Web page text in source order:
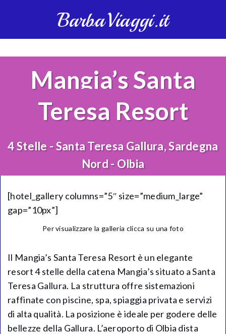
BarbaViaggi.it
Mangia’s Santa
Teresa Resort
4 Stelle - Santa Teresa Gallura, Sardegna
Nord - Olbia
[hotel_gallery columns=”5″ size=”medium_large”
gap=”10px”]
Per visualizzare la galleria clicca su una foto
Il Mangia’s Santa Teresa Resort è un elegante
resort 4 stelle della catena Mangia’s situato a Santa
Teresa Gallura. La struttura offre sistemazioni
raffinate con piscine, spa, spiaggia privata e servizi
di alta qualità. La posizione è ideale per godere delle
bellezze della Gallura. L’aeroporto di Olbia dista